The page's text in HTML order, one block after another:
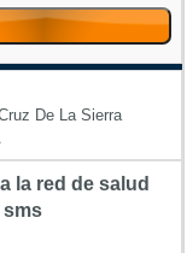
De La Sierra
la red de salud
sms